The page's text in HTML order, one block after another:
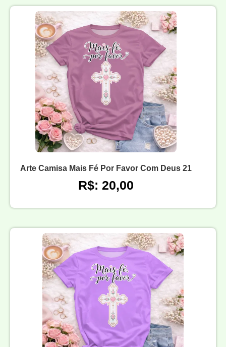
Arte Camisa Mais Fé Por Favor Com Deus 21
R$: 20,00